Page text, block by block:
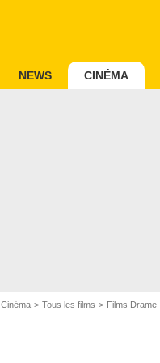
NEWS CINÉMA
Cinéma Tous les films Films Drame